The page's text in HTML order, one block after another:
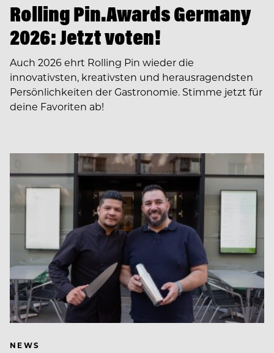
Rolling Pin.Awards Germany
2026: Jetzt voten!
Auch 2026 ehrt Rolling Pin wieder die
innovativsten, kreativsten und herausragendsten
Persönlichkeiten der Gastronomie. Stimme jetzt für
deine Favoriten ab!
NEWS